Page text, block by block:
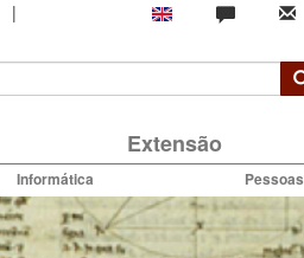
|
Extensão
Informática Pessoas